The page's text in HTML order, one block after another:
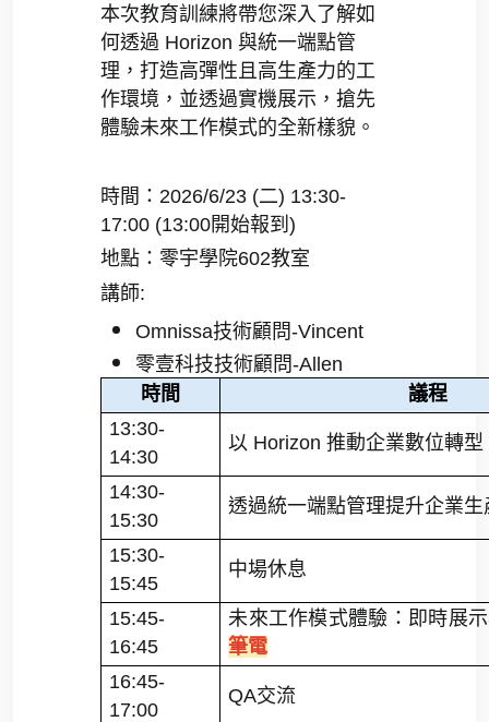
本次教育訓練將帶您深入了解如
何透過 Horizon 與統一端點管
理，打造高彈性且高生產力的工
作環境，並透過實機展示，搶先
體驗未來工作模式的全新樣貌。
時間： 2026/6/23 (二) 13:30-
17:00 (13:00開始報到 )
地點：零宇學院602教室
講師:
Omnissa技術顧問-Vincent
零壹科技技術顧問-Allen
時間
議程
13:30-
14:30
以 Horizon推動企業數位轉型
14:30-
15:30
透過統一端點管理提升企業生
15:30-
15:45
中場休息
15:45-
16:45
未來工作模式體驗：即時展
筆電
16:45-
17:00
QA交流